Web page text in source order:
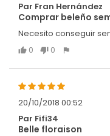
Par Fran Hernández
Comprar beleño
Necesito conseguir
0
0
20/10/2018 00:52
Par Fifi34
Belle floraison